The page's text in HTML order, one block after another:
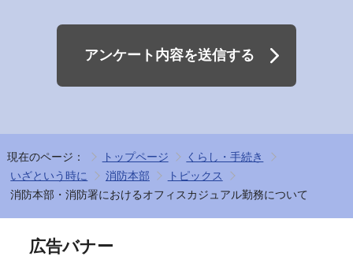
アンケート内容を送信する
現在のページ： トップページ
くらし・手続き
いざという時に
消防本部
トピックス
消防本部・消防署におけるオフィスカジュアル勤務について
広告バナー